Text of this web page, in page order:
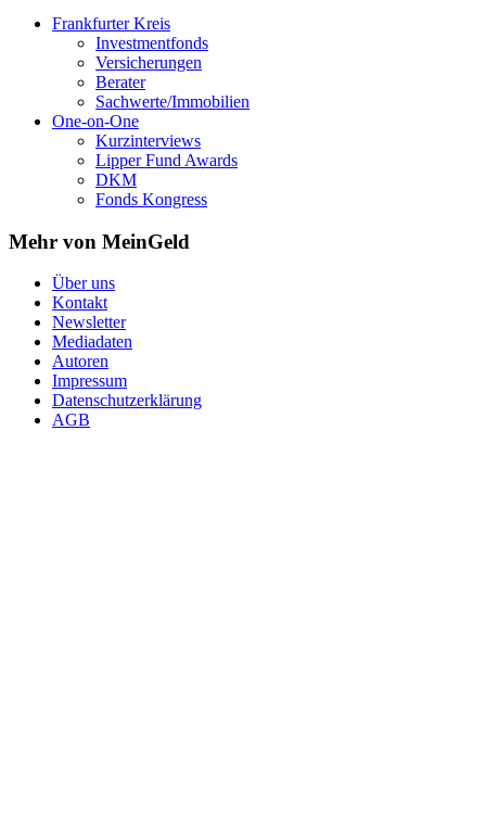
Frankfurter Kreis
Investmentfonds
Versicherungen
Berater
Sachwerte/Immobilien
One-on-One
Kurzinterviews
Lipper Fund Awards
DKM
Fonds Kongress
Mehr von MeinGeld
Über uns
Kontakt
Newsletter
Mediadaten
Autoren
Impressum
Datenschutzerklärung
AGB